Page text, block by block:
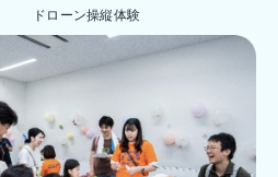
ドローン操縦体験